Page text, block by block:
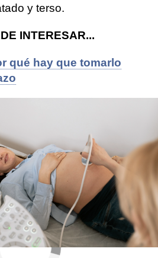
y terso.
INTERESAR...
qué hay que tomarlo